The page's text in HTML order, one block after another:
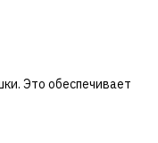
Это обеспечивает